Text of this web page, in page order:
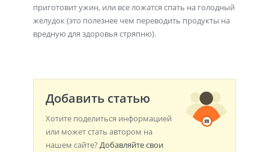
приготовит ужин, или все ложатся спать на голодный
желудок (это полезнее чем переводить продукты на
вредную для здоровья стряпню).
Добавить статью
Хотите поделиться информацией
или может стать автором на
нашем сайте? Добавляйте свои